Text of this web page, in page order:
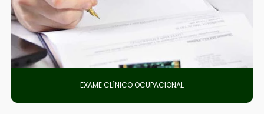
EXAME CLÍNICO OCUPACIONAL